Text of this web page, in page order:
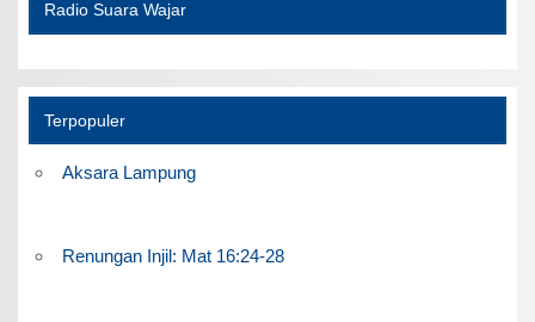
Radio Suara Wajar
Terpopuler
Aksara Lampung
Renungan Injil: Mat 16:24-28